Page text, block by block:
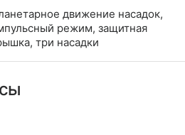
движение насадок,
режим, защитная
три насадки